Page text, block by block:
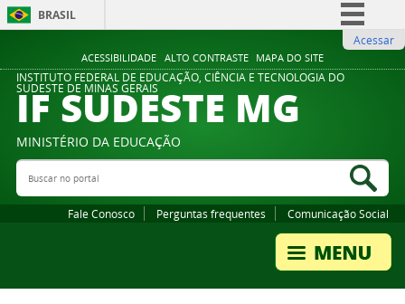
ACESSIBILIDADE ALTO CONTRASTE MAPA DO SITE
BRASIL
Comunica BR
Participe
Legislação
Acessar
INSTITUTO FEDERAL DE EDUCAÇÃO, CIÊNCIA E TECNOLOGIA DO
SUDESTE DE MINAS GERAIS
IF SUDESTE MG
MINISTÉRIO DA EDUCAÇÃO
Buscar no portal
Fale Conosco Perguntas frequentes Comunicação Social